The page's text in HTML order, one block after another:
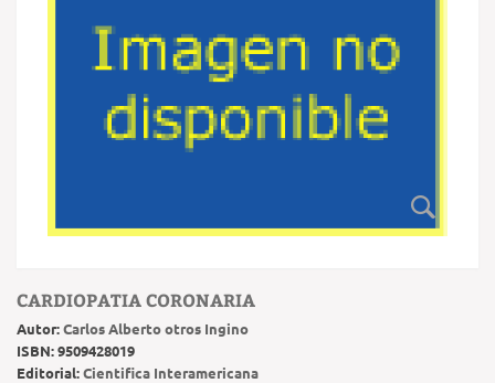
CARDIOPATIA CORONARIA
Autor:Carlos Alberto otros Ingino
ISBN:9509428019
Editorial:Cientifica Interamericana